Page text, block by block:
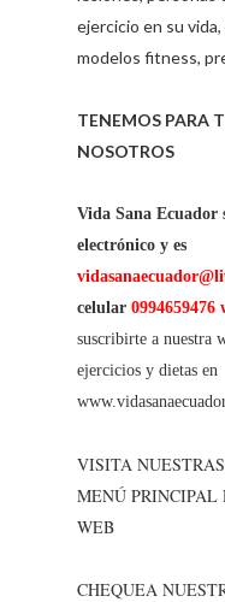
ejercicio en su
modelos fitness,
TENEMOS PARA
NOSOTROS
Vida Sana Ecuador
electrónico y es
celular 0994659476
suscribirte a nuestra
ejercicios y dietas en
VISITA
MENÚ PRINCIPAL
WEB
CHEQUEA